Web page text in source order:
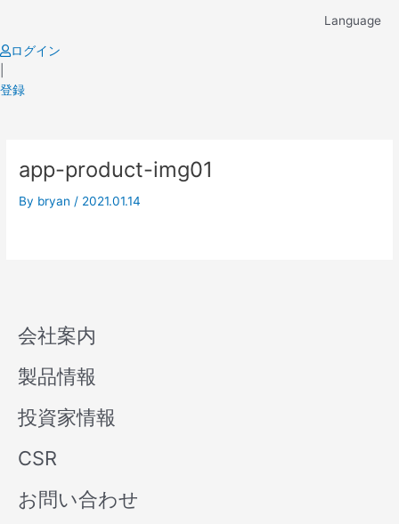
content
Language
ログイン
登録
app-product-img01
By bryan / 2021.01.14
会社案内
製品情報
投資家情報
CSR
お問い合わせ